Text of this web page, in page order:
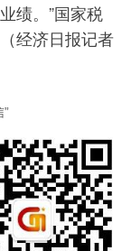
绩。”国家税
经济日报记者
”